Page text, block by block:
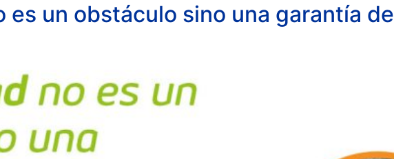
un obstáculo sino una garantía de